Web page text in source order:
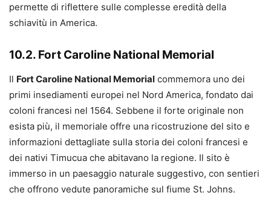
permette di riflettere sulle complesse eredità della
schiavitù in America.
10.2. Fort Caroline National Memorial
Il Fort Caroline National Memorial commemora uno dei
primi insediamenti europei nel Nord America, fondato dai
coloni francesi nel 1564. Sebbene il forte originale non
esista più, il memoriale offre una ricostruzione del sito e
informazioni dettagliate sulla storia dei coloni francesi e
dei nativi Timucua che abitavano la regione. Il sito è
immerso in un paesaggio naturale suggestivo, con sentieri
che offrono vedute panoramiche sul fiume St. Johns.